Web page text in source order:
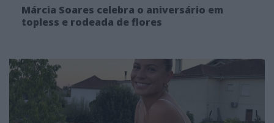
Márcia Soares celebra o aniversário em
topless e rodeada de flores